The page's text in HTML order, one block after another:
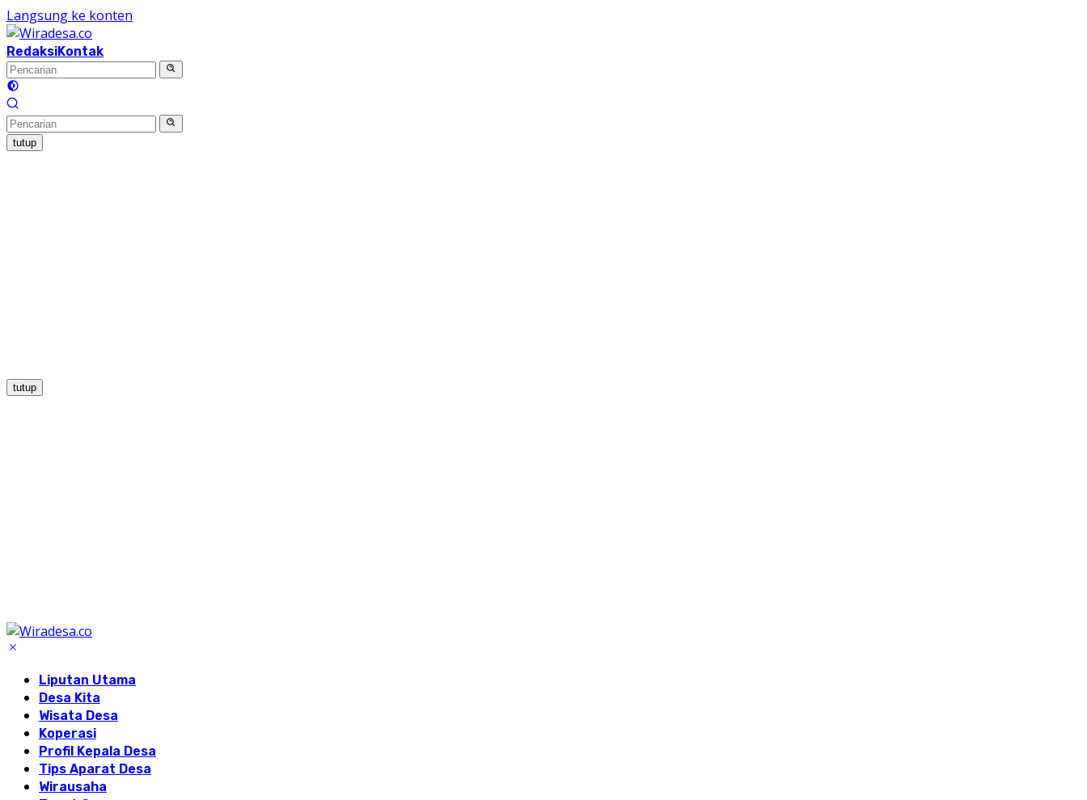
Langsung ke konten
RedaksiKontak
tutup
tutup
Liputan Utama
Desa Kita
Wisata Desa
Koperasi
Profil Kepala Desa
Tips Aparat Desa
Wirausaha